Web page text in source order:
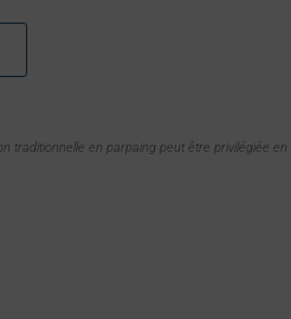
traditionnelle en parpaing peut être privilégiée en